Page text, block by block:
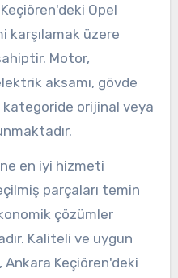
Opel
karşılamak üzere
Motor,
aksamı, gövde
kategoride orijinal veya
en iyi hizmeti
parçaları temin
çözümler
Kaliteli ve uygun
Ankara Keçiören'deki